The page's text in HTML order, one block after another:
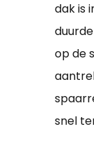
dak is
op de
snel